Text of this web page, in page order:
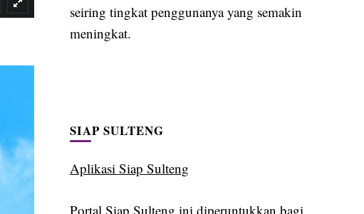
seiring tingkat penggunanya yang semakin
meningkat.
SIAP SULTENG
Aplikasi Siap Sulteng
Portal Siap Sulteng ini diperuntukkan bagi